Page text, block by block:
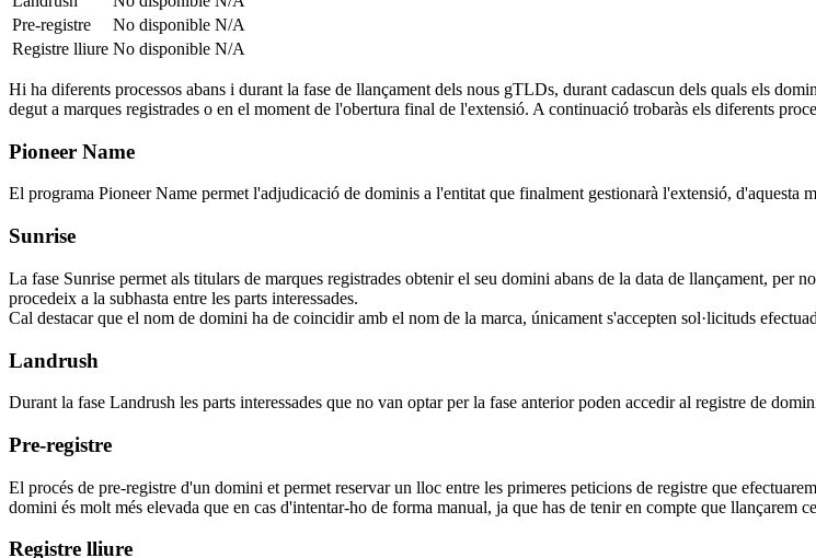
Pre-registre
No disponible N/A
Registre lliure No disponible N/A
Hi ha diferents processos abans i durant la fase de llançament dels nous gTLDs, durant cadascun dels quals els
degut a marques registrades o en el moment de l'obertura final de l'extensió. A continuació trobaràs els diferents
Pioneer Name
El programa Pioneer Name permet l'adjudicació de dominis a l'entitat que finalment gestionarà l'extensió, d'aquesta
Sunrise
La fase Sunrise permet als titulars de marques registrades obtenir el seu domini abans de la data de llançament, per
procedeix a la subhasta entre les parts interessades.
Cal destacar que el nom de domini ha de coincidir amb el nom de la marca, únicament s'accepten sol·licituds
Landrush
Durant la fase Landrush les parts interessades que no van optar per la fase anterior poden accedir al registre de
Pre-registre
El procés de pre-registre d'un domini et permet reservar un lloc entre les primeres peticions de registre que
domini és molt més elevada que en cas d'intentar-ho de forma manual, ja que has de tenir en compte que llançarem
Registre lliure